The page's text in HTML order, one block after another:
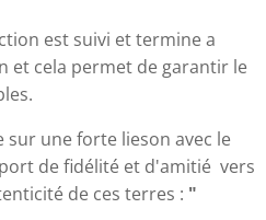
est suivi et termine a
et cela permet de garantir le
une forte lieson avec le
de fidélité et d'amitié vers
de ces terres : "